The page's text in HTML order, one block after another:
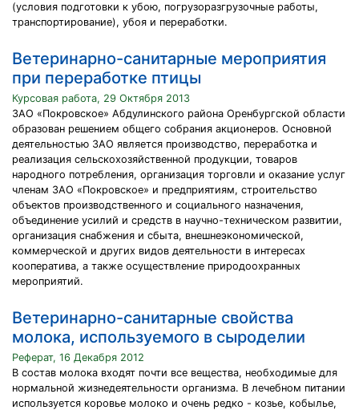
(условия подготовки к убою, погрузоразгрузочные работы,
транспортирование), убоя и переработки.
Ветеринарно-санитарные мероприятия
при переработке птицы
Курсовая работа, 29 Октября 2013
ЗАО «Покровское» Абдулинского района Оренбургской области
образован решением общего собрания акционеров. Основной
деятельностью ЗАО является производство, переработка и
реализация сельскохозяйственной продукции, товаров
народного потребления, организация торговли и оказание услуг
членам ЗАО «Покровское» и предприятиям, строительство
объектов производственного и социального назначения,
объединение усилий и средств в научно-техническом развитии,
организация снабжения и сбыта, внешнеэкономической,
коммерческой и других видов деятельности в интересах
кооператива, а также осуществление природоохранных
мероприятий.
Ветеринарно-санитарные свойства
молока, используемого в сыроделии
Реферат, 16 Декабря 2012
В состав молока входят почти все вещества, необходимые для
нормальной жизнедеятельности организма. В лечебном питании
используется коровье молоко и очень редко - козье, кобылье,